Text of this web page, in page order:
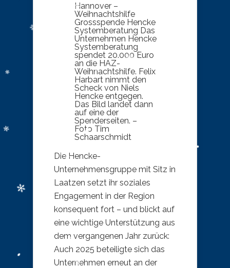
Hannover –
Weihnachtshilfe
Grossspende Hencke
Systemberatung Das
Unternehmen Hencke
Systemberatung
spendet 20.000 Euro
an die HAZ-
Weihnachtshilfe. Felix
Harbart nimmt den
Scheck von Niels
Hencke entgegen.
Das Bild landet dann
auf eine der
Spenderseiten. –
Foto Tim
Schaarschmidt
Die Hencke-
Unternehmensgruppe mit Sitz in
Laatzen setzt ihr soziales
Engagement in der Region
konsequent fort – und blickt auf
eine wichtige Unterstützung aus
dem vergangenen Jahr zurück:
Auch 2025 beteiligte sich das
Unternehmen erneut an der